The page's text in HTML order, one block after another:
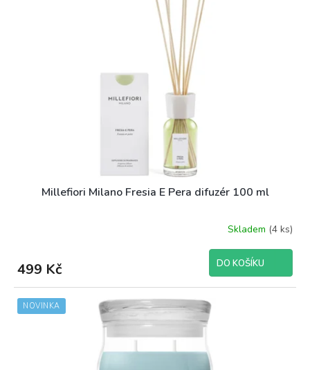
Millefiori Milano Fresia E Pera difuzér 100 ml
Skladem (4 ks)
499 Kč DO KOŠÍKU
NOVINKA